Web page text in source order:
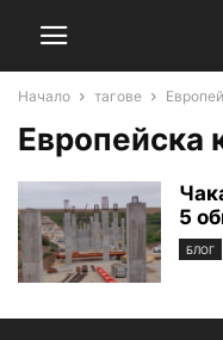
Начало тагове
Европейска
5
БЛОГ